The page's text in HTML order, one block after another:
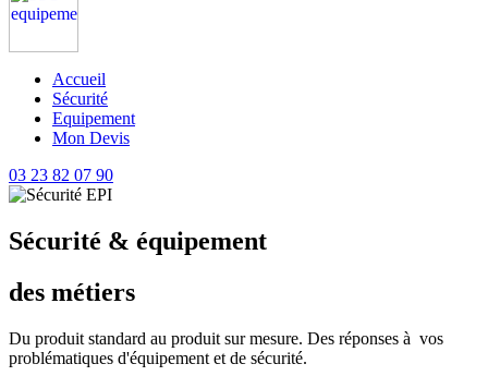
Accueil
Sécurité
Equipement
Mon Devis
03 23 82 07 90
Sécurité & équipement
des métiers
Du produit standard au produit sur mesure. Des réponses à vos
problématiques d'équipement et de sécurité.